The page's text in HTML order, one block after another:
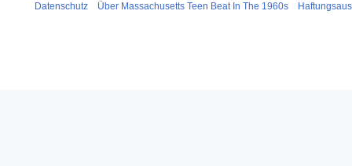
Datenschutz Über Massachusetts Teen Beat In The 1960s